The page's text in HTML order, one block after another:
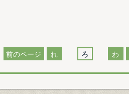
前のページ れ ろ わ